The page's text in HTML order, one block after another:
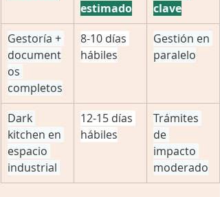
estimado
clave
Gestoría +
document
os
completos
8-10 días
hábiles
Gestión en
paralelo
Dark
kitchen en
espacio
industrial
12-15 días
hábiles
Trámites
de
impacto
moderado